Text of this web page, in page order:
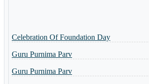
Guru Purnima Invitation Card
Toppers of the school
World Yoga Divas 2023
Guru Purnima Parv
Urja Mahila Help Desk Karyapranali
टीचर्स डे सेलिब्रेशन